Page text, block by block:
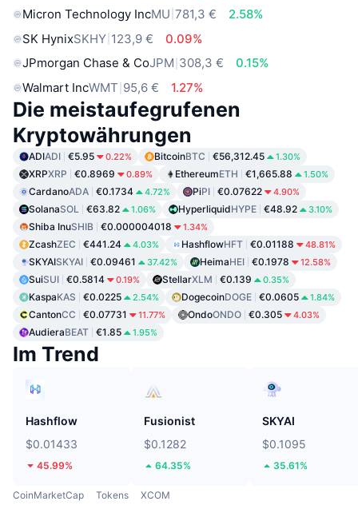
Micron Technology IncMU 781,3 €
2.58%
SK HynixSKHY 123,9 €
0.09%
JPmorgan Chase & CoJPM 308,3 €
0.15%
Walmart IncWMT 95,6 € 1.27%
Die meistaufegrufenen
Kryptowährungen
ADIADI €5.95 0.22% BitcoinBTC €56,312.45 1.30%
XRPXRP €0.8969 0.89% EthereumETH €1,665.88 1.50%
CardanoADA €0.1734 4.72% PiPI €0.07622 4.90%
SolanaSOL €63.82 1.06% HyperliquidHYPE €48.92 3.10%
Shiba InuSHIB €0.000004018 1.34%
ZcashZEC €441.24 4.03% HashflowHFT €0.01188 48.81%
SKYAISKYAI €0.09461 37.42% HeimaHEI €0.1978 12.58%
SuiSUI €0.5814 0.19% StellarXLM €0.139 0.35%
KaspaKAS €0.0225 2.54% DogecoinDOGE €0.0605 1.84%
CantonCC €0.07731 11.77% OndoONDO €0.305 4.03%
AudieraBEAT €1.85 1.95%
Im Trend
Hashflow
$0.01433
45.99%
Fusionist
$0.1282
64.35%
SKYAI
$0.1095
35.61%
CoinMarketCap Tokens XCOM